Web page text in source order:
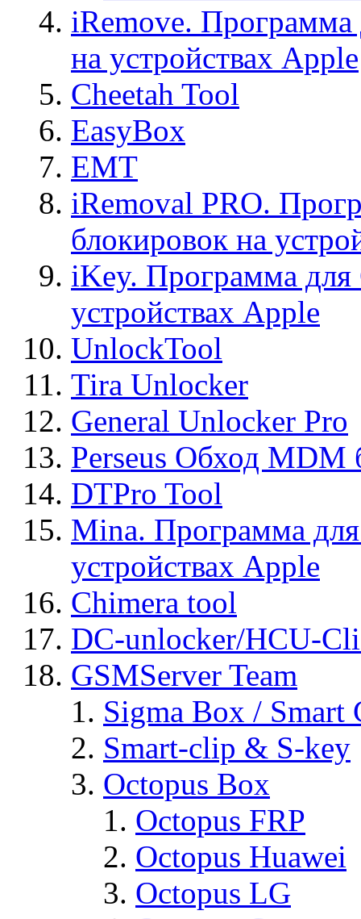
iRemove. Программа
на устройствах Apple
Cheetah Tool
EasyBox
EMT
iRemoval PRO.
блокировок на
iKey. Программа для
устройствах Apple
UnlockTool
Tira Unlocker
General Unlocker Pro
Perseus Обход MDM
DTPro Tool
Mina. Программа
устройствах Apple
Chimera tool
DC-unlocker/HCU-
GSMServer Team
Sigma Box / Smart
Smart-clip & S-key
Octopus Box
Octopus FRP
Octopus Huawei
Octopus LG